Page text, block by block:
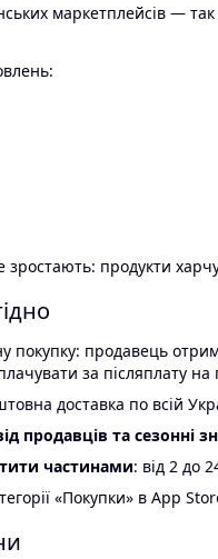
маркетплейсів —
продукти
покупку: продавець
за післяплату на
доставка по всій
продавців та сезонні
частинами: від 2 до
«Покупки» в App